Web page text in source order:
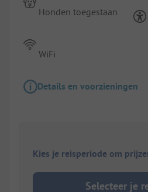
Honden toegestaan
WiFi
Details en voorzieningen
Kies je reisperiode om
Selecteer je